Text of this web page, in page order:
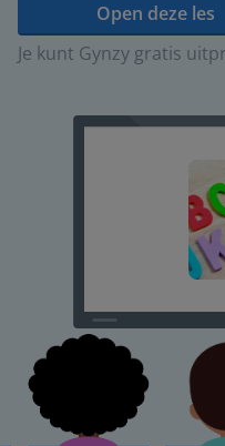
Open deze les
Je kunt Gynzy gratis